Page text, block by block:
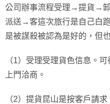
公司辦事流程受理→提貨→
派送→客這次旅行是自己白
是被謀殺被認為是好的，但
（1）受理受理貨色信息。
上門洽商。
（2）提貨昆山是按客戶請